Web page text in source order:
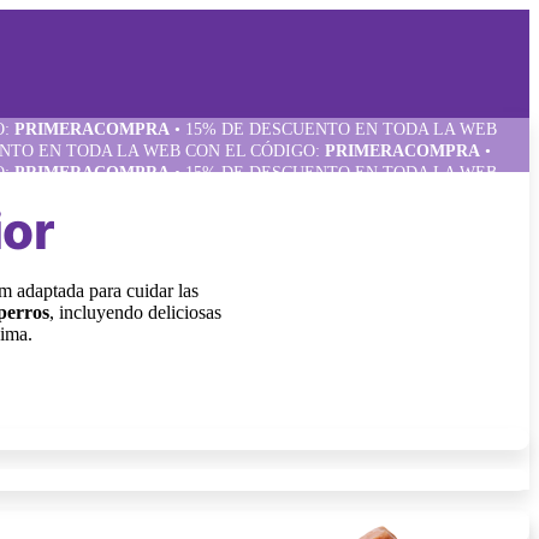
PRIMERACOMPRA • 15% DE DESCUENTO EN TODA LA WEB
EN TODA LA WEB CON EL CÓDIGO: PRIMERACOMPRA •
PRIMERACOMPRA •15% DE DESCUENTO EN TODA LA WEB
PRIMERACOMPRA
EN TODA LA WEB CON EL CÓDIGO:
EN TODA LA WEB CON EL CÓDIGO:
adaptada para cuidar las
, incluyendo deliciosas